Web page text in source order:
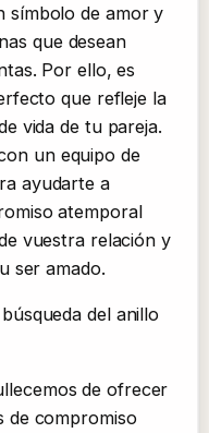
símbolo de amor y
que desean
Por ello, es
que refleje la
vida de tu pareja.
un equipo de
ayudarte a
atemporal
vuestra relación y
ser amado.
del anillo
de ofrecer
de compromiso